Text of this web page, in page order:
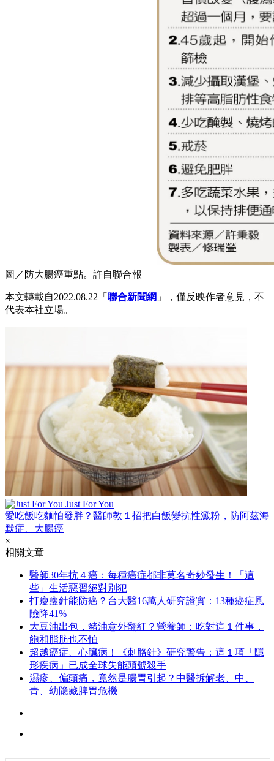
圖／防大腸癌重點。許自聯合報
本文轉載自2022.08.22「 聯合新聞網 」，僅反映作者意見，不
代表本社立場。
Just For You
愛吃飯吃麵怕發胖？醫師教１招把白飯變抗性澱粉，防阿茲海
默症、大腸癌
×
相關文章
醫師30年抗４癌：每種癌症都非莫名奇妙發生！「這
些」生活惡習絕對別犯
打瘦瘦針能防癌？台大醫16萬人研究證實：13種癌症風
險降41%
大豆油出包，豬油意外翻紅？營養師：吃對這１件事，
飽和脂肪也不怕
超越癌症、心臟病！《刺胳針》研究警告：這１項「隱
形疾病」已成全球失能頭號殺手
濕疹、偏頭痛，竟然是腸胃引起？中醫拆解老、中、
青、幼隐藏脾胃危機